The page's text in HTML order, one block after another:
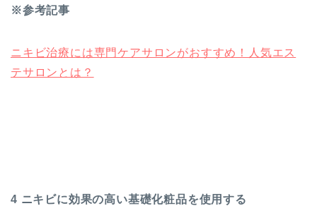
※参考記事
ニキビ治療には専門ケアサロンがおすすめ！人気エス
テサロンとは？
4 ニキビに効果の高い基礎化粧品を使用する